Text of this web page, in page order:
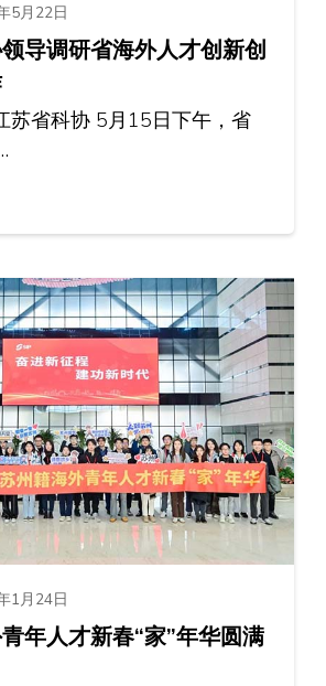
5月22日
导调研省海外人才创新创
苏省科协 5月15日下午，省
1月24日
年人才新春“家”年华圆满